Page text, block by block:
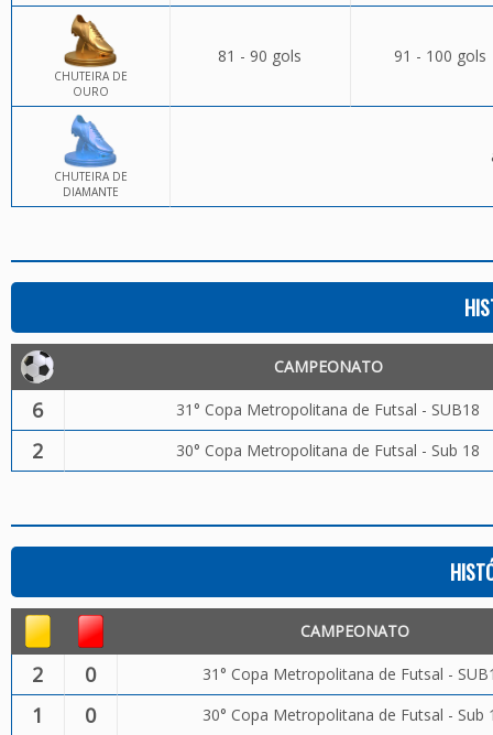
CHUTEIRA DE
OURO
81 - 90 gols 91 - 100 gols
CHUTEIRA DE
DIAMANTE
CAMPEONATO
6 31° Copa Metropolitana de Futsal - SUB18
2 30° Copa Metropolitana de Futsal - Sub 18
CAMPEONATO
2 0 31° Copa Metropolitana de Futsal -
1 0 30° Copa Metropolitana de Futsal - Sub